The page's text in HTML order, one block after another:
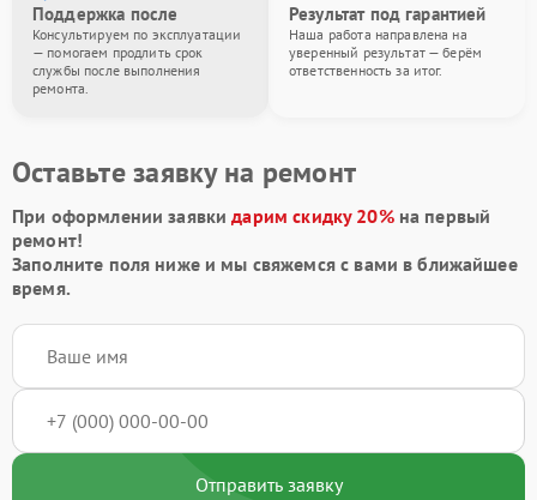
Поддержка после
Консультируем по эксплуатации
— помогаем продлить срок
службы после выполнения
ремонта.
Результат под гарантией
Наша работа направлена на
уверенный результат — берём
ответственность за итог.
Оставьте заявку на ремонт
При оформлении заявкидарим скидку 20%на первый
ремонт!
Заполните поля ниже и мы свяжемся с вами в ближайшее
время.
Отправить заявку